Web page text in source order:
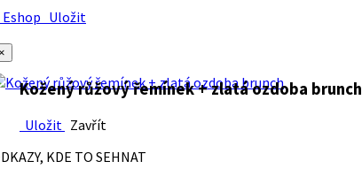
Uložit
Kožený růžový řemínek + zlatá ozdoba brunch
Uložit Zavřít
KDE TO SEHNAT